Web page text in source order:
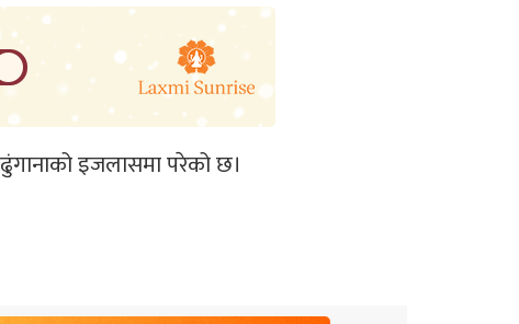
इजलासमा परेको छ।